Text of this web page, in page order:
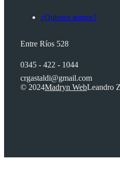
¿Quienes somos?
Entre Ríos 528
0345 - 422 - 1044
crgastaldi@gmail.com
© 2024Madryn WebLeandro